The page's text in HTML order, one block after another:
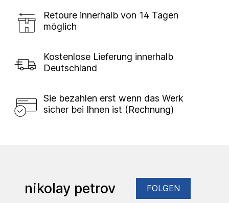
Retoure innerhalb von 14 Tagen
möglich
Kostenlose Lieferung innerhalb
Deutschland
Sie bezahlen erst wenn das Werk
sicher bei Ihnen ist (Rechnung)
nikolay petrov FOLGEN